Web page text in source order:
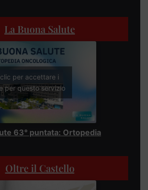
La Buona Salute
per accettare i
per questo servizio
63° puntata: Ortopedia
Oltre il Castello